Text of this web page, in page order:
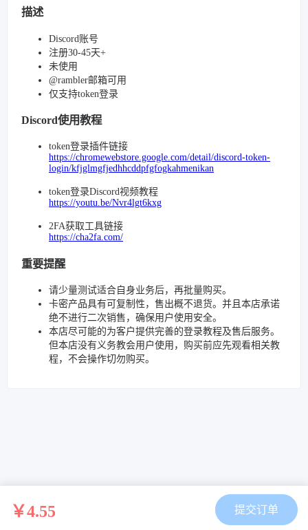
描述
Discord账号
注册30-45天+
未使用
@rambler邮箱可用
仅支持token登录
Discord使用教程
token登录插件链接
https://chromewebstore.google.com/detail/discord-token-
login/kfjglmgfjedhhcddpfgfogkahmenikan
token登录Discord视频教程
https://youtu.be/Nvr4lgt6kxg
2FA获取工具链接
https://cha2fa.com/
重要提醒
请少量测试适合自身业务后，再批量购买。
卡密产品具有可复制性，售出概不退货。并且本店承诺
绝不进行二次销售，确保用户使用安全。
本店尽可能的为客户提供完善的登录教程及售后服务。
但本店没有义务教会用户使用，购买前应先观看相关教
程，不会操作切勿购买。
￥4.55 提交订单